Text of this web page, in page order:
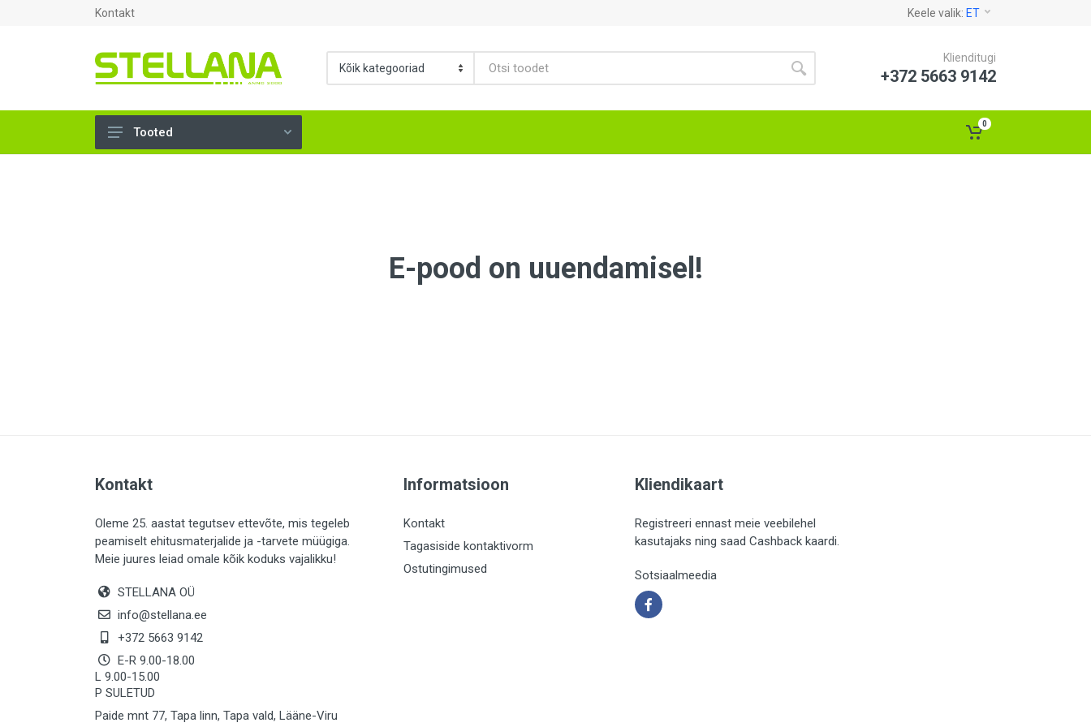
Kontakt Keele valik: ET
Klienditugi
+372 5663 9142
LIISTUD (183)
KIVID (31)
KATTED (133)
MAALRITARBED (1029)
SOOJUSTUS (15)
KEEMIA (222)
TÖÖRIIDED (117)
SAUN (8)
Tooted
0
E-pood on uuendamisel!
Kontakt
Oleme 25. aastat tegutsev ettevõte, mis tegeleb
peamiselt ehitusmaterjalide ja -tarvete müügiga.
Meie juures leiad omale kõik koduks vajalikku!
STELLANA OÜ
info@stellana.ee
+372 5663 9142
E-R 9.00-18.00
L 9.00-15.00
P SULETUD
Paide mnt 77, Tapa linn, Tapa vald, Lääne-Viru
Informatsioon
Kontakt
Tagasiside kontaktivorm
Ostutingimused
Kliendikaart
Registreeri ennast meie veebilehel
kasutajaks ning saad Cashback kaardi.
Sotsiaalmeedia